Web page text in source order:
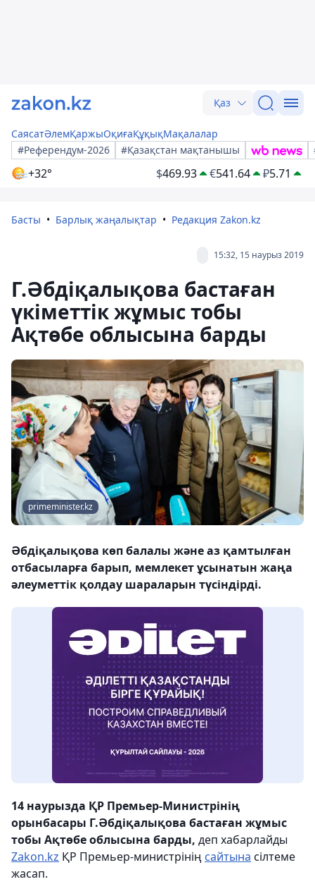
Қаз
СаясатӘлемҚаржыОқиғаҚұқықМақалалар
#Референдум-2026
#Қазақстан мақтанышы
+32° $469.93 €541.64 ₽5.71
Басты Барлық жаңалықтар Редакция Zakon.kz
15:32, 15 наурыз 2019
Г.Әбдіқалықова бастаған
үкіметтік жұмыс тобы
Ақтөбе облысына барды
primeminister.kz
Әбдіқалықова көп балалы және аз қамтылған
отбасыларға барып, мемлекет ұсынатын жаңа
әлеуметтік қолдау шараларын түсіндірді.
14 наурызда ҚР Премьер-Министрінің
орынбасары Г.Әбдіқалықова бастаған жұмыс
тобы Ақтөбе облысына барды, деп хабарлайды
Zakon.kz ҚР Премьер-министрінің сайтына сілтеме
жасап.